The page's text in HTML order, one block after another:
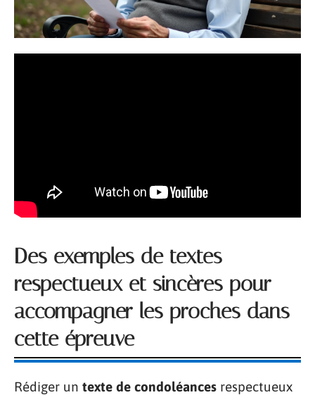
Des exemples de textes
respectueux et sincères pour
accompagner les proches dans
cette épreuve
Rédiger un texte de condoléances respectueux